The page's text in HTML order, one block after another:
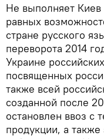
Не выполняет Киев
равных
стране русского
переворота 2014
Украине
посвященных
также всей
созданной после
остановлен ввоз с
продукции, а